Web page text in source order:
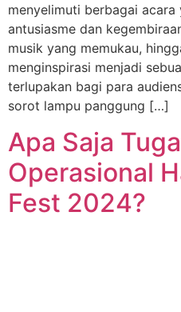
menyelimuti berbagai
antusiasme dan
musik yang memukau,
menginspirasi menjadi
terlupakan bagi para
sorot lampu panggung […]
Apa Saja
Operasional
Fest 2024?